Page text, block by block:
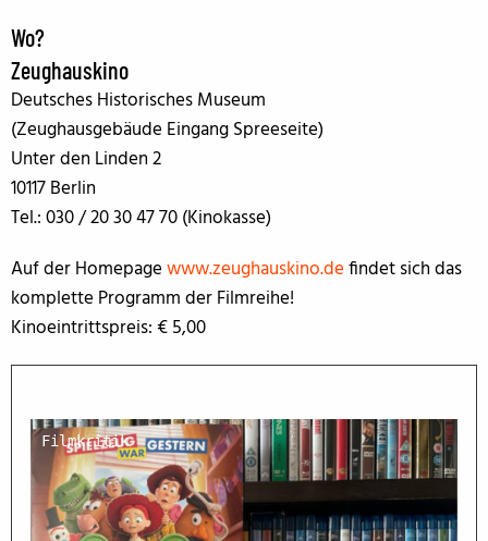
Wo?
Zeughauskino
Deutsches Historisches Museum
(Zeughausgebäude Eingang Spreeseite)
Unter den Linden 2
10117 Berlin
Tel.: 030 / 20 30 47 70 (Kinokasse)
Auf der Homepagewww.zeughauskino.defindet sich das
komplette Programm der Filmreihe!
Kinoeintrittspreis: € 5,00
Filmkritik